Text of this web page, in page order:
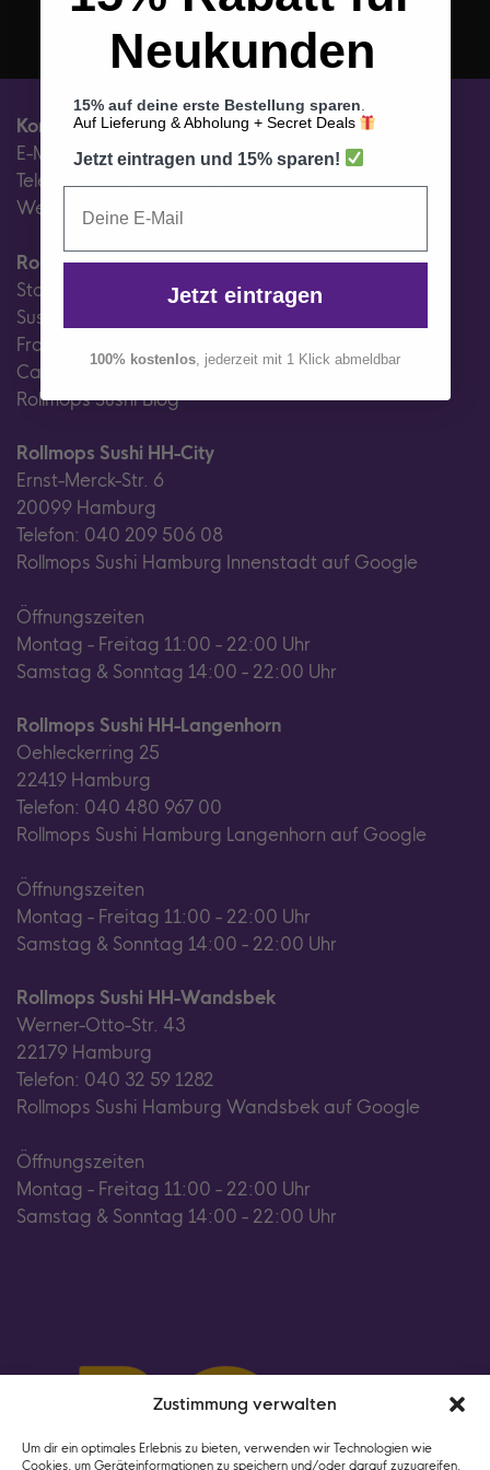
Zustimmung verwalten
Um dir ein optimales Erlebnis zu bieten, verwenden wir Technologien wie
Cookies, um Geräteinformationen zu speichern und/oder darauf zuzugreifen.
Kontakt
E-Mail: info@rollmops-sushi.de
Telefon: 040 209 506 08
Web: www.rollmops-sushi.de
Rollmops Sushi
Startseite
Sushi bestellen
Franchise Partner werden
Catering anfragen
Rollmops Sushi Blog
Rollmops Sushi HH-City
Ernst-Merck-Str. 6
20099 Hamburg
Telefon: 040 209 506 08
Rollmops Sushi Hamburg Innenstadt auf Google
Öffnungszeiten
Montag - Freitag 11:00 - 22:00 Uhr
Samstag & Sonntag 14:00 - 22:00 Uhr
Rollmops Sushi HH-Langenhorn
Oehleckerring 25
22419 Hamburg
Telefon: 040 480 967 00
Rollmops Sushi Hamburg Langenhorn auf Google
Öffnungszeiten
Montag - Freitag 11:00 - 22:00 Uhr
Samstag & Sonntag 14:00 - 22:00 Uhr
Rollmops Sushi HH-Wandsbek
Werner-Otto-Str. 43
22179 Hamburg
Telefon: 040 32 59 1282
Rollmops Sushi Hamburg Wandsbek auf Google
Öffnungszeiten
Montag - Freitag 11:00 - 22:00 Uhr
Samstag & Sonntag 14:00 - 22:00 Uhr
Neukunden
15% auf deine erste Bestellung sparen.
Auf Lieferung & Abholung + Secret Deals
Jetzt eintragen und 15% sparen!
Jetzt eintragen
100% kostenlos , jederzeit mit 1 Klick abmeldbar